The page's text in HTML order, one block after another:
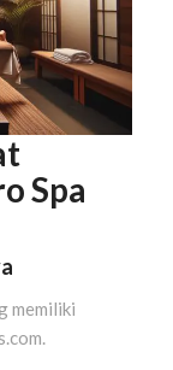
Spa
memiliki